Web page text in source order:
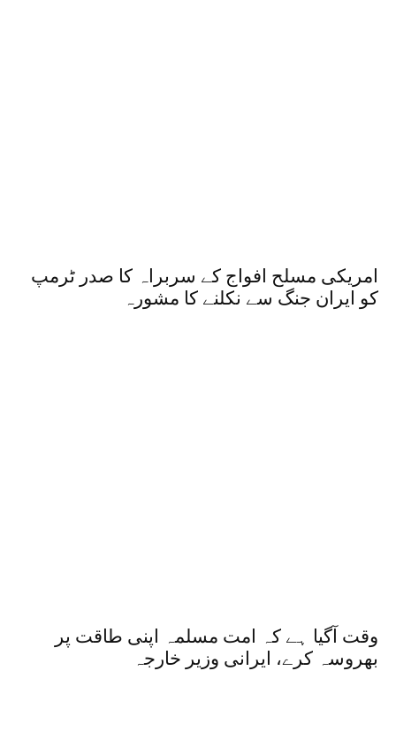
امریکی مسلح افواج کے سربراہ کا صدر ٹرمپ
کو ایران جنگ سے نکلنے کا مشورہ
وقت آگیا ہے کہ امت مسلمہ اپنی طاقت پر
بھروسہ کرے، ایرانی وزیر خارجہ